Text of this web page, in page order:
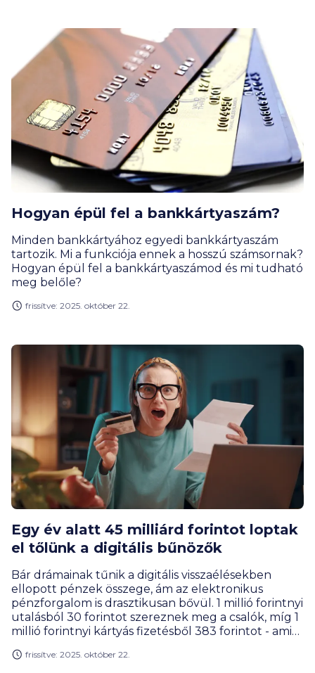
Hogyan épül fel a bankkártyaszám?
Minden bankkártyához egyedi bankkártyaszám
tartozik. Mi a funkciója ennek a hosszú számsornak?
Hogyan épül fel a bankkártyaszámod és mi tudható
meg belőle?
frissítve: 2025. október 22.
Egy év alatt 45 milliárd forintot loptak
el tőlünk a digitális bűnözők
Bár drámainak tűnik a digitális visszaélésekben
ellopott pénzek összege, ám az elektronikus
pénzforgalom is drasztikusan bővül. 1 millió forintnyi
utalásból 30 forintot szereznek meg a csalók, míg 1
millió forintnyi kártyás fizetésből 383 forintot - ami
kártya- és számlabirtokos kára lesz - hívja fel a
frissítve: 2025. október 22.